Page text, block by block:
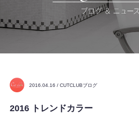
2016.04.16 / CUTCLUBブログ
2016 トレンドカラー